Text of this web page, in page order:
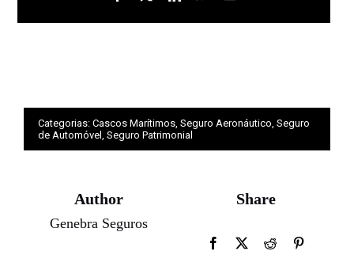
Categorias: Cascos Marítimos, Seguro Aeronáutico, Seguro
de Automóvel , Seguro Patrimonial
Author
Genebra Seguros
Share